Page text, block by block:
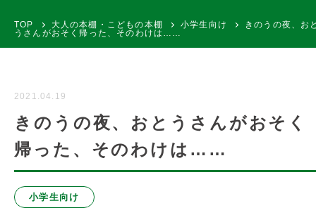
TOP 大人の本棚・こどもの本棚 小学生向け
きのうの夜、お
うさんがおそく帰った、そのわけは……
2021.04.19
きのうの夜、おとうさんがおそく
帰った、そのわけは……
小学生向け